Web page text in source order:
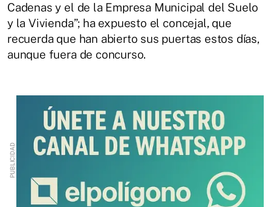
Cadenas y el de la Empresa Municipal del Suelo
y la Vivienda”; ha expuesto el concejal, que
recuerda que han abierto sus puertas estos días,
aunque fuera de concurso.